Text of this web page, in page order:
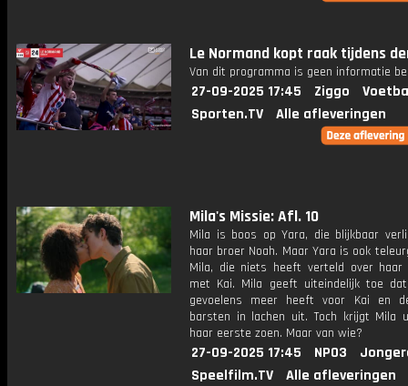
Le Normand kopt raak tijdens
Van dit programma is geen informatie
27-09-2025 17:45 Ziggo
Sporten.TV
Alle afleveringen
Mila's Missie: Afl. 10
Mila is boos op Yara, die blijkbaar
haar broer Noah. Maar Yara is ook
Mila, die niets heeft verteld over haar
met Kai. Mila geeft uiteindelijk toe
gevoelens meer heeft voor Kai en
barsten in lachen uit. Toch krijgt Mila
haar eerste zoen. Maar van wie?
27-09-2025 17:45 NPO3
Speelfilm.TV
Alle afleveringen